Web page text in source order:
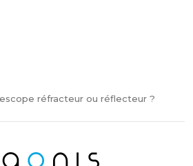
réfracteur ou réflecteur ?